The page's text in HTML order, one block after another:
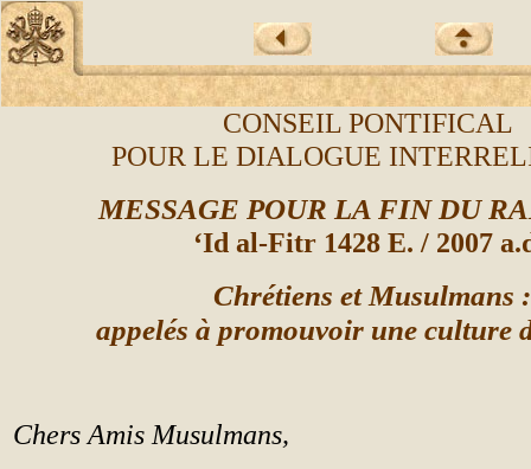
CONSEIL PONTIFICAL
POUR LE DIALOGUE
MESSAGE POUR LA FIN DU
‘Id al-Fitr 1428 E. / 2007
Chrétiens et Musulmans :
appelés à promouvoir une culture
Chers Amis Musulmans,